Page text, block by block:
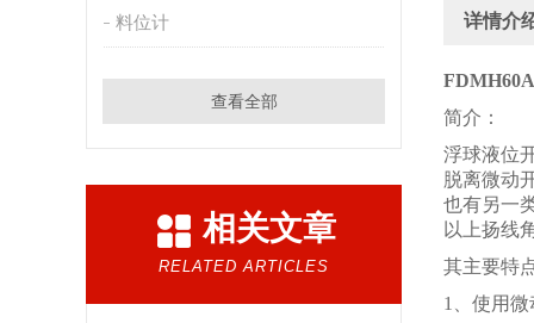
料位计
查看全部
相关文章
RELATED ARTICLES
详情介
简介：
浮球液位
脱离微动
也有另一
以上扬线
其主要特
1、使用